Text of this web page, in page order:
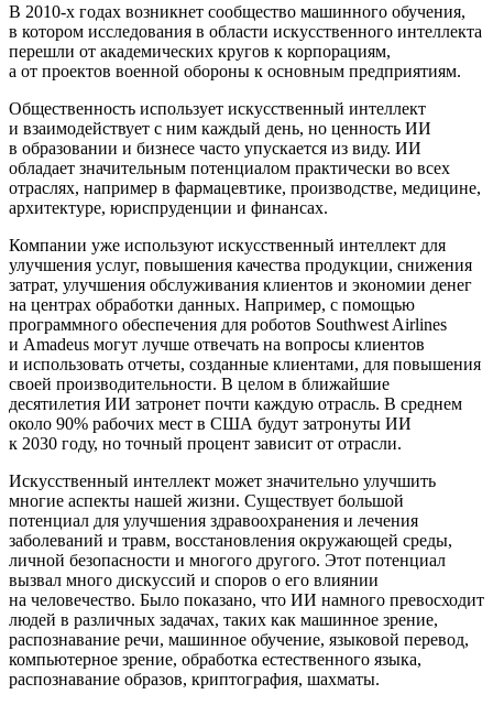
В 2010-х годах возникнет сообщество машинного обучения,
в котором исследования в области искусственного интеллекта
перешли от академических кругов к корпорациям,
а от проектов военной обороны к основным предприятиям.
Общественность использует искусственный интеллект
и взаимодействует с ним каждый день, но ценность ИИ
в образовании и бизнесе часто упускается из виду. ИИ
обладает значительным потенциалом практически во всех
отраслях, например в фармацевтике, производстве, медицине,
архитектуре, юриспруденции и финансах.
Компании уже используют искусственный интеллект для
улучшения услуг, повышения качества продукции, снижения
затрат, улучшения обслуживания клиентов и экономии денег
на центрах обработки данных. Например, с помощью
программного обеспечения для роботов Southwest Airlines
и Amadeus могут лучше отвечать на вопросы клиентов
и использовать отчеты, созданные клиентами, для повышения
своей производительности. В целом в ближайшие
десятилетия ИИ затронет почти каждую отрасль. В среднем
около 90% рабочих мест в США будут затронуты ИИ
к 2030 году, но точный процент зависит от отрасли.
Искусственный интеллект может значительно улучшить
многие аспекты нашей жизни. Существует большой
потенциал для улучшения здравоохранения и лечения
заболеваний и травм, восстановления окружающей среды,
личной безопасности и многого другого. Этот потенциал
вызвал много дискуссий и споров о его влиянии
на человечество. Было показано, что ИИ намного превосходит
людей в различных задачах, таких как машинное зрение,
распознавание речи, машинное обучение, языковой перевод,
компьютерное зрение, обработка естественного языка,
распознавание образов, криптография, шахматы.